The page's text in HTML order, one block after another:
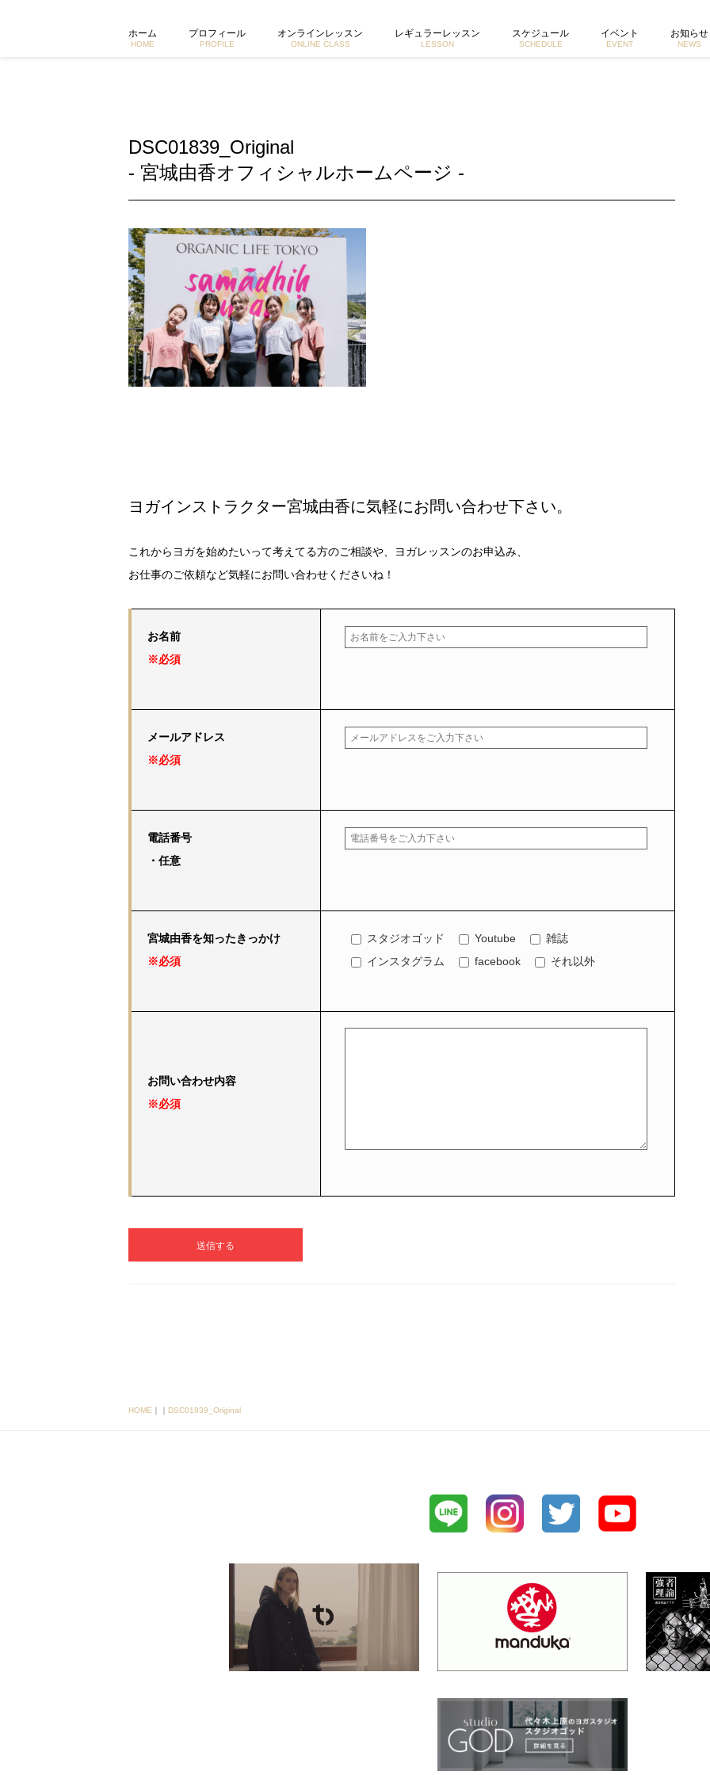
ホーム
HOME
プロフィール
PROFILE
オンラインレッスン
ONLINE CLASS
レギュラーレッスン
LESSON
スケジュール
SCHEDULE
イベント
EVENT
お知らせ
NEWS
DSC01839_Original
- 宮城由香オフィシャルホームページ -
ヨガインストラクター宮城由香に気軽にお問い合わせ下さい。
これからヨガを始めたいって考えてる方のご相談や、ヨガレッスンのお申込み、
お仕事のご依頼など気軽にお問い合わせくださいね！
お名前
※必須
メールアドレス
※必須
電話番号
・任意
宮城由香を知ったきっかけ
※必須
スタジオゴッド Youtube
雑誌
インスタグラム
facebook それ以外
お問い合わせ内容
※必須
HOME ｜ ｜ DSC01839_Original